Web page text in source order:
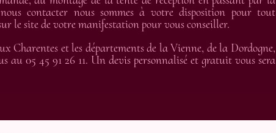
contacter nous sommes à votre disposition pour tout
le site de votre manifestation pour vous conseiller.
Charentes et les départements de la Vienne, de la Dordogne,
05 45 91 26 11. Un devis personnalisé et gratuit vous sera